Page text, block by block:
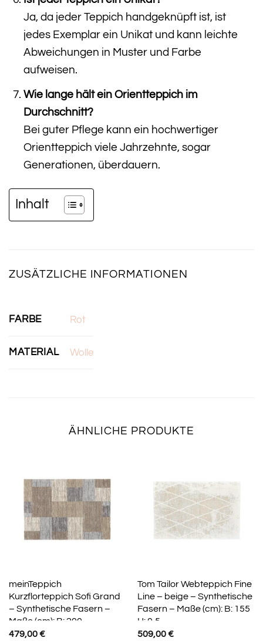
Ja, da jeder Teppich handgeknüpft ist, ist
jedes Exemplar ein Unikat und kann leichte
Abweichungen in Muster und Farbe
aufweisen.
Wie lange hält ein Orientteppich im
Durchschnitt?
Bei guter Pflege kann ein hochwertiger
Orientteppich viele Jahrzehnte, sogar
Generationen, überdauern.
Inhalt
ZUSÄTZLICHE INFORMATIONEN
FARBE Rot
MATERIAL Wolle
ÄHNLICHE PRODUKTE
meinTeppich
Kurzflorteppich Sofi Grand
– Synthetische Fasern –
Maße (cm): B: 200
479,00€
Tom Tailor Webteppich Fine
Line – beige – Synthetische
Fasern – Maße (cm): B: 155
H: 0,5
509,00€